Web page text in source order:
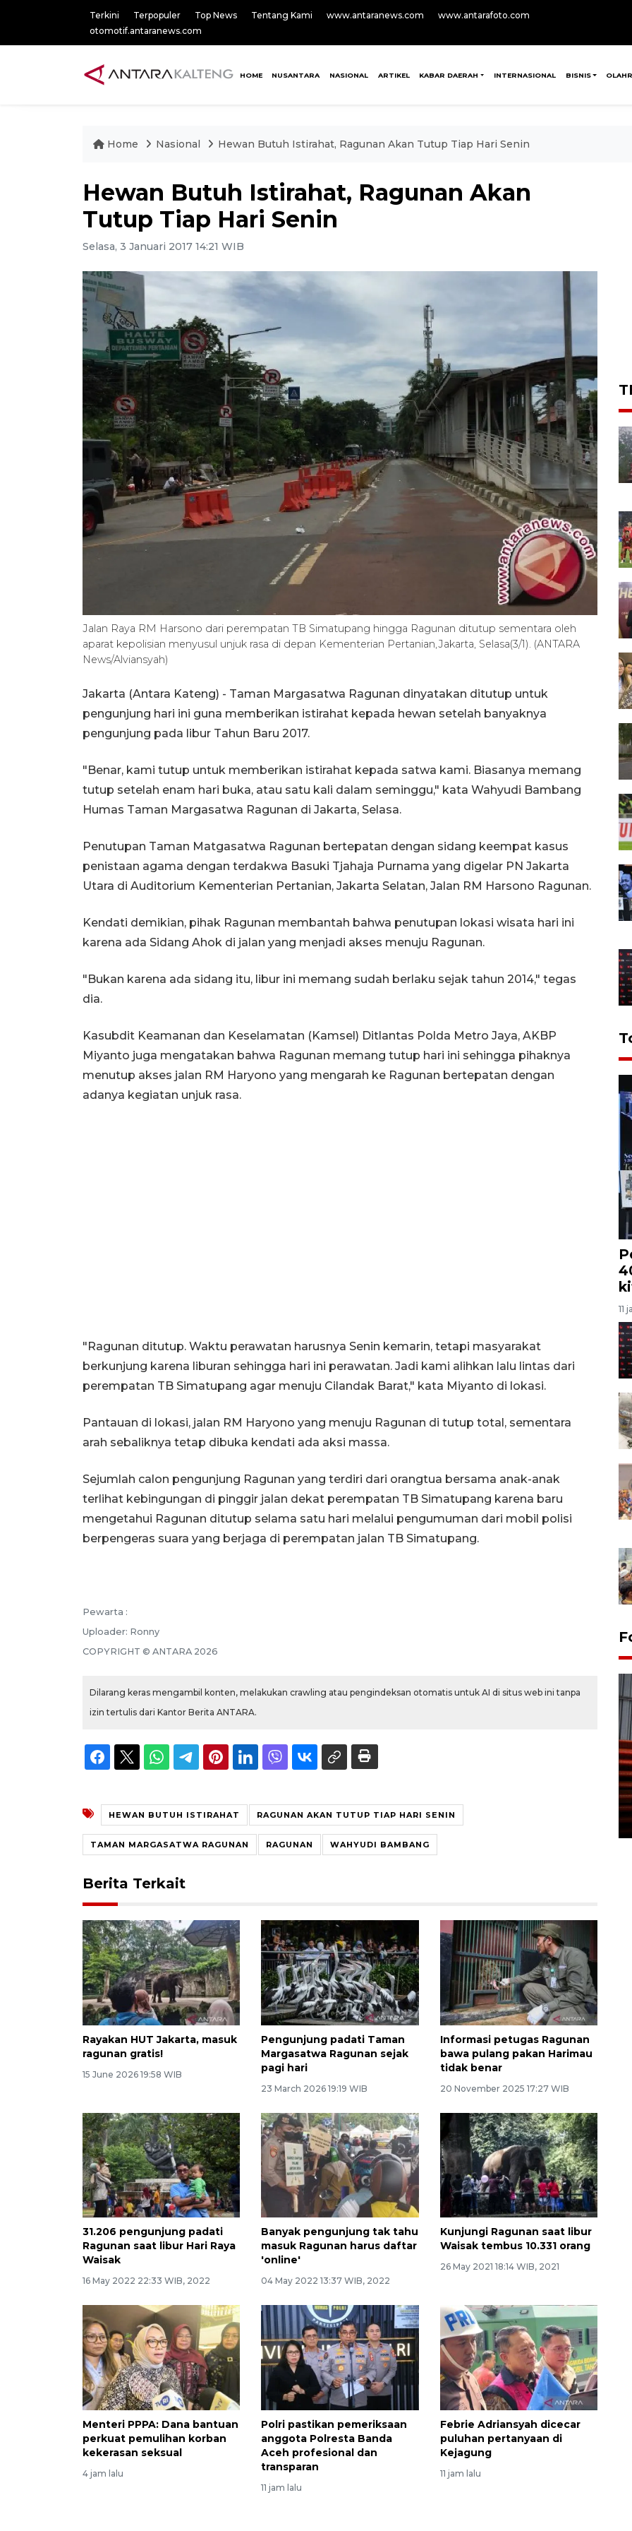
Terkini Terpopuler Top News Tentang Kami www.antaranews.com
www.antarafoto.com
otomotif.antaranews.com
HOME NUSANTARA NASIONAL ARTIKEL KABAR DAERAH INTERNASIONAL BISNIS
Home Nasional Hewan Butuh Istirahat, Ragunan Akan Tutup Tiap Hari Senin
Hewan Butuh Istirahat, Ragunan Akan
Tutup Tiap Hari Senin
Selasa, 3 Januari 2017 14:21 WIB
Jalan Raya RM Harsono dari perempatan TB Simatupang hingga Ragunan ditutup sementara oleh
aparat kepolisian menyusul unjuk rasa di depan Kementerian Pertanian,Jakarta, Selasa(3/1). (ANTARA
News/Alviansyah)
Jakarta (Antara Kateng) - Taman Margasatwa Ragunan dinyatakan ditutup untuk
pengunjung hari ini guna memberikan istirahat kepada hewan setelah banyaknya
pengunjung pada libur Tahun Baru 2017.
"Benar, kami tutup untuk memberikan istirahat kepada satwa kami. Biasanya memang
tutup setelah enam hari buka, atau satu kali dalam seminggu," kata Wahyudi Bambang
Humas Taman Margasatwa Ragunan di Jakarta, Selasa.
Penutupan Taman Matgasatwa Ragunan bertepatan dengan sidang keempat kasus
penistaan agama dengan terdakwa Basuki Tjahaja Purnama yang digelar PN Jakarta
Utara di Auditorium Kementerian Pertanian, Jakarta Selatan, Jalan RM Harsono Ragunan.
Kendati demikian, pihak Ragunan membantah bahwa penutupan lokasi wisata hari ini
karena ada Sidang Ahok di jalan yang menjadi akses menuju Ragunan.
"Bukan karena ada sidang itu, libur ini memang sudah berlaku sejak tahun 2014," tegas
dia.
Kasubdit Keamanan dan Keselamatan (Kamsel) Ditlantas Polda Metro Jaya, AKBP
Miyanto juga mengatakan bahwa Ragunan memang tutup hari ini sehingga pihaknya
menutup akses jalan RM Haryono yang mengarah ke Ragunan bertepatan dengan
adanya kegiatan unjuk rasa.
"Ragunan ditutup. Waktu perawatan harusnya Senin kemarin, tetapi masyarakat
berkunjung karena liburan sehingga hari ini perawatan. Jadi kami alihkan lalu lintas dari
perempatan TB Simatupang agar menuju Cilandak Barat," kata Miyanto di lokasi.
Pantauan di lokasi, jalan RM Haryono yang menuju Ragunan di tutup total, sementara
arah sebaliknya tetap dibuka kendati ada aksi massa.
Sejumlah calon pengunjung Ragunan yang terdiri dari orangtua bersama anak-anak
terlihat kebingungan di pinggir jalan dekat perempatan TB Simatupang karena baru
mengetahui Ragunan ditutup selama satu hari melalui pengumuman dari mobil polisi
berpengeras suara yang berjaga di perempatan jalan TB Simatupang.
Pewarta :
Uploader: Ronny
COPYRIGHT © ANTARA 2026
Dilarang keras mengambil konten, melakukan crawling atau pengindeksan otomatis untuk AI di situs web ini tanpa
izin tertulis dari Kantor Berita ANTARA.
HEWAN BUTUH ISTIRAHAT RAGUNAN AKAN TUTUP TIAP HARI SENIN
TAMAN MARGASATWA RAGUNAN RAGUNAN WAHYUDI BAMBANG
Berita Terkait
Rayakan HUT Jakarta, masuk
ragunan gratis!
15 June 2026 19:58 WIB
Pengunjung padati Taman
Margasatwa Ragunan sejak
pagi hari
23 March 2026 19:19 WIB
Informasi petugas Ragunan
bawa pulang pakan Harimau
tidak benar
20 November 2025 17:27 WIB
31.206 pengunjung padati
Ragunan saat libur Hari Raya
Waisak
16 May 2022 22:33 WIB, 2022
Banyak pengunjung tak tahu
masuk Ragunan harus daftar
'online'
04 May 2022 13:37 WIB, 2022
Kunjungi Ragunan saat libur
Waisak tembus 10.331 orang
26 May 2021 18:14 WIB, 2021
Menteri PPPA: Dana bantuan
perkuat pemulihan korban
kekerasan seksual
4 jam lalu
Polri pastikan pemeriksaan
anggota Polresta Banda
Aceh profesional dan
transparan
11 jam lalu
Febrie Adriansyah dicecar
puluhan pertanyaan di
Kejagung
11 jam lalu
11
Tengah
22 July 2026 17:18 WIB